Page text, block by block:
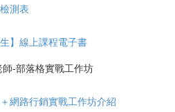
測表
】線上課程電子書
-部落格實戰工作坊
網路行銷實戰工作坊介紹